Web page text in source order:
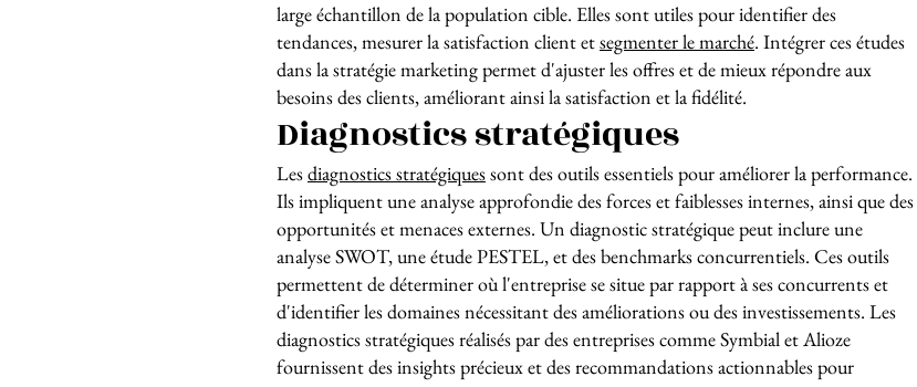
large échantillon de la population cible. Elles sont utiles pour identifier des
tendances, mesurer la satisfaction client etsegmenter le marché. Intégrer ces études
dans la stratégie marketing permet d'ajuster les offres et de mieux répondre aux
besoins des clients, améliorant ainsi la satisfaction et la fidélité.
Diagnostics stratégiques
Lesdiagnostics stratégiquessont des outils essentiels pour améliorer la performance.
Ils impliquent une analyse approfondie des forces et faiblesses internes, ainsi que des
opportunités et menaces externes. Un diagnostic stratégique peut inclure une
analyse SWOT, une étude PESTEL, et des benchmarks concurrentiels. Ces outils
permettent de déterminer où l'entreprise se situe par rapport à ses concurrents et
d'identifier les domaines nécessitant des améliorations ou des investissements. Les
diagnostics stratégiques réalisés par des entreprises comme Symbial et Alioze
fournissent des insights précieux et des recommandations actionnables pour